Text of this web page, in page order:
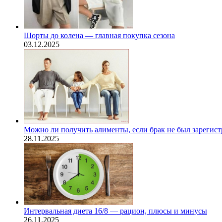
Шорты до колена — главная покупка сезона
03.12.2025
Можно ли получить алименты, если брак не был
28.11.2025
Интервальная диета 16/8 — рацион, плюсы и минусы
26.11.2025